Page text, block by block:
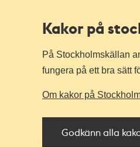
Kakor på
På Stockholmskällan
fungera på ett bra sätt
Om kakor på
Godkänn alla